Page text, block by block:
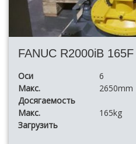
Оси
6
Макс.
Досягаемость
2650mm
Макс.
Загрузить
165kg